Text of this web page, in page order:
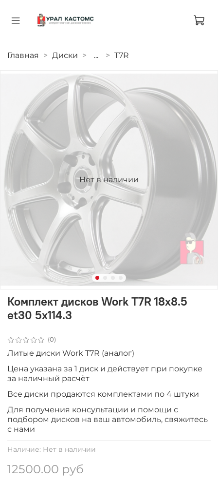
Главная Диски ... T7R
Нет в наличии
(0)
Наличие: Нет в наличии
Комплект дисков Work T7R 18x8.5
et30 5x114.3
12500.00 руб
Литые диски Work T7R (аналог)
Цена указана за 1 диск и действует при покупке
за наличный расчёт
Все диски продаются комплектами по 4 штуки
Для получения консультации и помощи с
подбором дисков на ваш автомобиль, свяжитесь
с нами